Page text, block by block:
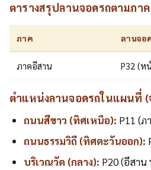
ตารางสรุปลานจอดรถตามภาค
ภาค ลานจอ
ภาคอีสาน P32 (ห
ตำแหน่งลานจอดรถในแผนที่ (
ถนนสีขาว (ทิศเหนือ): P11 (ภ
ถนนธรรมวิถี (ทิศตะวันออก):
บริเวณวัด (กลาง): P20 (อีสาน